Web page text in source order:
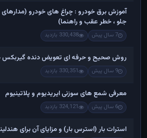
آموزش برق خودرو : چراغ های خودرو
جلو ، خطر عقب و راهنما)
7 سال پیش 330,438 بازدید
روش صحیح و حرفه ای تعویض دنده گیربکس
9 سال پیش 330,351 بازدید
معرفی شمع های سوزنی ایریدیوم و پلاتینیوم
6 سال پیش 324,121 بازدید
استرات بار (استرس بار) و مزایای آن برای